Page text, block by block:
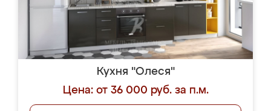
Кухня "Олеся"
Цена: от 36 000 руб. за п.м.